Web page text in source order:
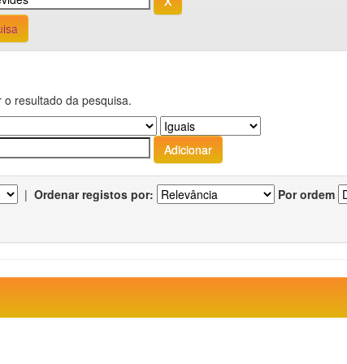
resultado da pesquisa.
| Ordenar registos por: Por ordem